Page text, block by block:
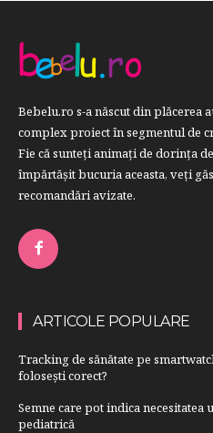
Bebelu.ro s-a născut din plăcerea
complex proiect în segmentul de
Fie că sunteţi animaţi de dorinţa
împărtăşit bucuria aceasta, veți
recomandări avizate.
ARTICOLE POPULARE
Tracking de sănătate pe
folosești corect?
Semne care pot indica
pediatrică